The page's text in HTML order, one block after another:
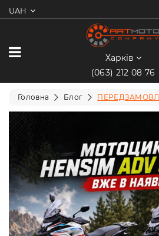
UAH
0
Категорії
Мотоцикли
Квадроцикли
Скутери/
Мопеди
Електротранспорт
Екіпіювання
Харків
(063) 212 08 76
Головна Блог